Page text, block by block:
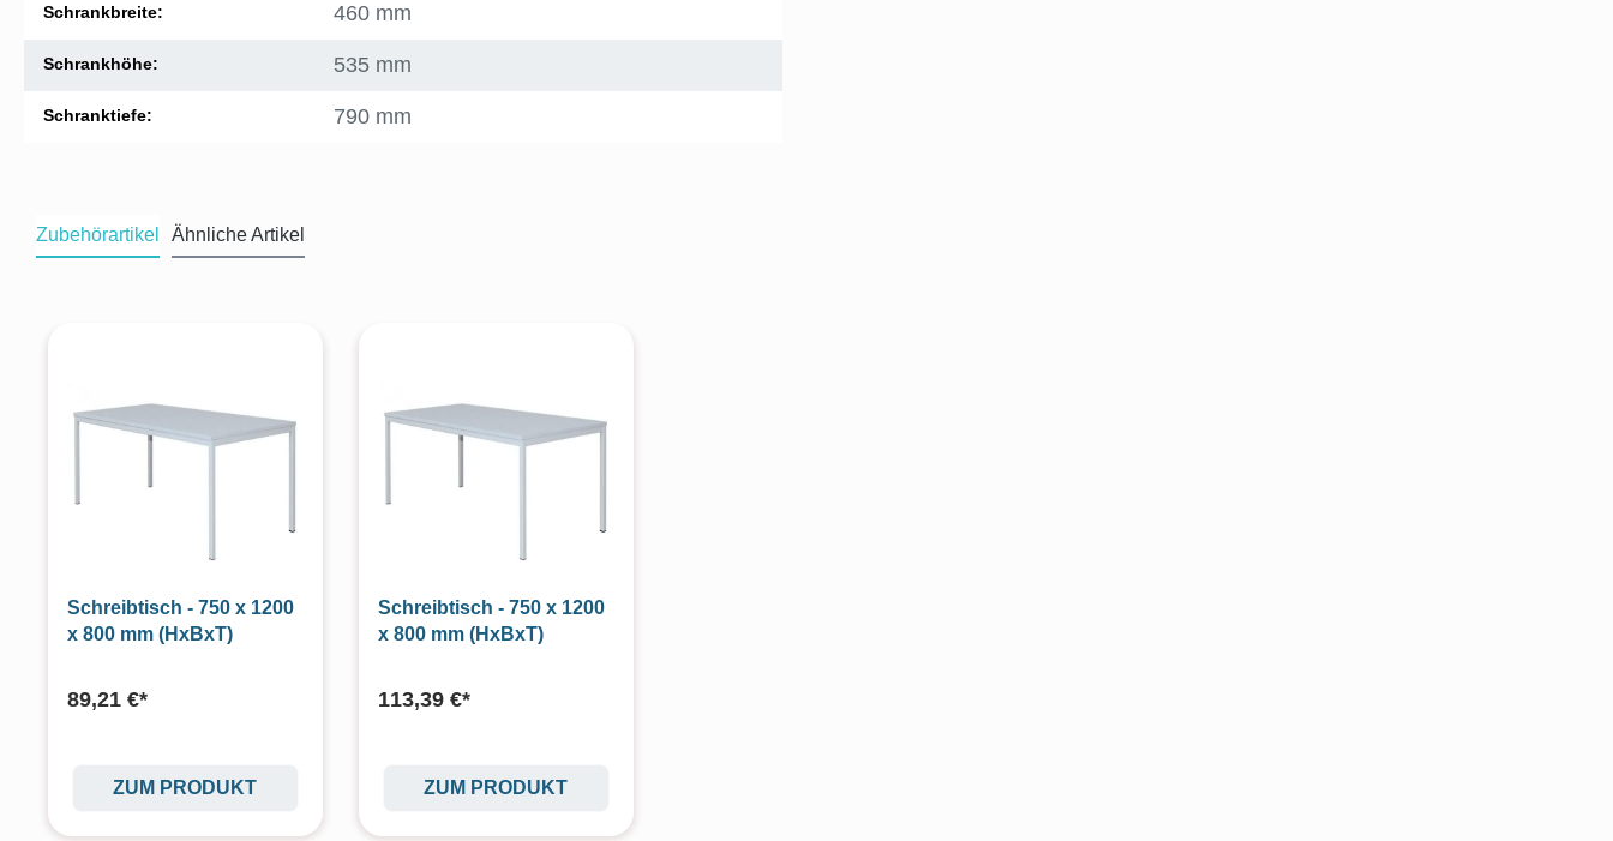
Schrankbreite: 460 mm
Schrankhöhe: 535 mm
Schranktiefe: 790 mm
Zubehörartikel Ähnliche Artikel
Schreibtisch - 750 x 1200
x 800 mm (HxBxT)
89,21 €*
ZUM PRODUKT
Schreibtisch - 750 x 1200
x 800 mm (HxBxT)
113,39 €*
ZUM PRODUKT